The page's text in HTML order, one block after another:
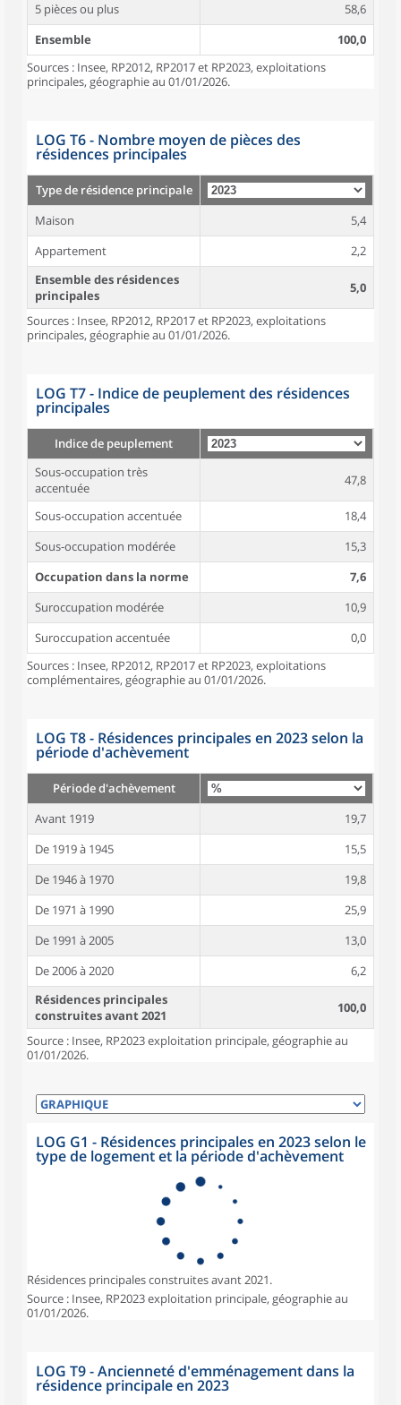
5 pièces ou plus
58,6
Ensemble
100,0
Sources : Insee, RP2012, RP2017 et RP2023, exploitations
principales, géographie au 01/01/2026.
LOG T6 - Nombre moyen de pièces des
résidences principales
Type de résidence principale
Maison
5,4
Appartement
2,2
Ensemble des résidences
principales
5,0
Sources : Insee, RP2012, RP2017 et RP2023, exploitations
principales, géographie au 01/01/2026.
LOG T7 - Indice de peuplement des résidences
principales
Indice de peuplement
Sous-occupation très
accentuée
47,8
Sous-occupation accentuée
18,4
Sous-occupation modérée
15,3
Occupation dans la norme
7,6
Suroccupation modérée
10,9
Suroccupation accentuée
0,0
Sources : Insee, RP2012, RP2017 et RP2023, exploitations
complémentaires, géographie au 01/01/2026.
LOG T8 - Résidences principales en 2023 selon la
période d'achèvement
Période d'achèvement
Avant 1919
19,7
De 1919 à 1945
15,5
De 1946 à 1970
19,8
De 1971 à 1990
25,9
De 1991 à 2005
13,0
De 2006 à 2020
6,2
Résidences principales
construites avant 2021
100,0
Source : Insee, RP2023 exploitation principale, géographie au
01/01/2026.
LOG G1 - Résidences principales en 2023 selon le
type de logement et la période d'achèvement
Résidences principales construites avant 2021.
Source : Insee, RP2023 exploitation principale, géographie au
01/01/2026.
LOG T9 - Ancienneté d'emménagement dans la
résidence principale en 2023